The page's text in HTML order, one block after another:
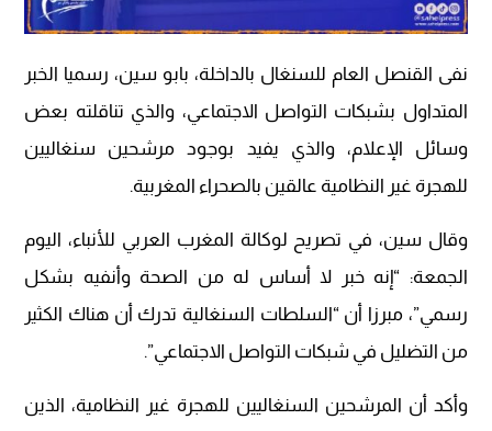
نفى القنصل العام للسنغال بالداخلة، بابو سين، رسميا الخبر
المتداول بشبكات التواصل الاجتماعي، والذي تناقلته بعض
وسائل الإعلام، والذي يفيد بوجود مرشحين سنغاليين
للهجرة غير النظامية عالقين بالصحراء المغربية.
وقال سين، في تصريح لوكالة المغرب العربي للأنباء، اليوم
الجمعة: “إنه خبر لا أساس له من الصحة وأنفيه بشكل
رسمي”، مبرزا أن “السلطات السنغالية تدرك أن هناك الكثير
من التضليل في شبكات التواصل الاجتماعي”.
وأكد أن المرشحين السنغاليين للهجرة غير النظامية، الذين